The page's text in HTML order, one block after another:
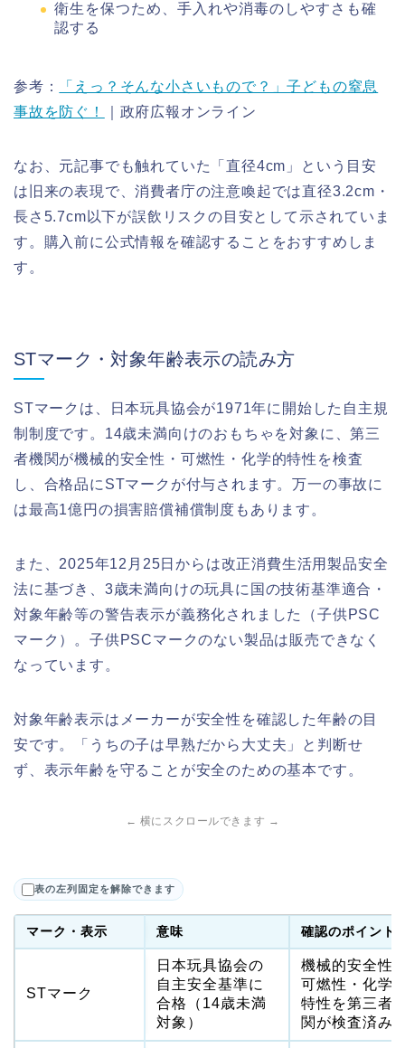
衛生を保つため、手入れや消毒のしやすさも確
認する
参考：
「えっ？そんな小さいもので？」子どもの窒息
事故を防ぐ！
｜政府広報オンライン
なお、元記事でも触れていた「直径4cm」という目安
は旧来の表現で、消費者庁の注意喚起では直径3.2cm・
長さ5.7cm以下が誤飲リスクの目安として示されていま
す。購入前に公式情報を確認することをおすすめしま
す。
STマーク・対象年齢表示の読み方
STマークは、日本玩具協会が1971年に開始した自主規
制制度です。14歳未満向けのおもちゃを対象に、第三
者機関が機械的安全性・可燃性・化学的特性を検査
し、合格品にSTマークが付与されます。万一の事故に
は最高1億円の損害賠償補償制度もあります。
また、2025年12月25日からは改正消費生活用製品安全
法に基づき、3歳未満向けの玩具に国の技術基準適合・
対象年齢等の警告表示が義務化されました（子供PSC
マーク）。子供PSCマークのない製品は販売できなく
なっています。
対象年齢表示はメーカーが安全性を確認した年齢の目
安です。「うちの子は早熟だから大丈夫」と判断せ
ず、表示年齢を守ることが安全のための基本です。
← 横にスクロールできます →
表の左列固定を解除できます
マーク・表示 意味 確認のポイント
STマーク
日本玩具協会の
自主安全基準に
合格（14歳未満
対象）
機械的安全性
可燃性・化学
特性を第三者
関が検査済み